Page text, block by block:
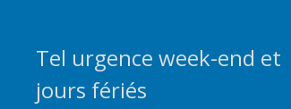
Tel urgence week-end et
jours fériés